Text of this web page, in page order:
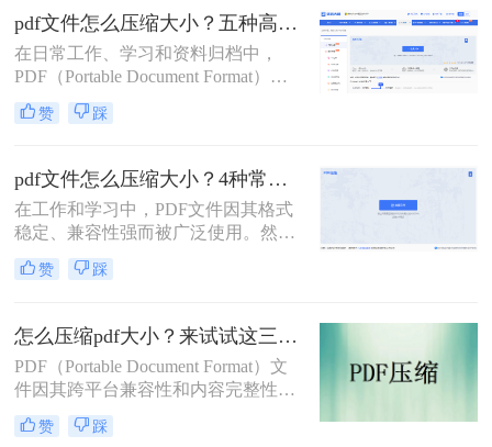
送、云端存储和即时分享带来了巨大
困扰。如何高效、无损（或视觉无
损）地压缩PDF，成为一个普遍需
求。那么pdf怎么压缩呢？
pdf文件怎么压缩大小？五种高效方法全面解析与实战！
在日常工作、学习和资料归档中，
PDF（Portable Document Format）因
其跨平台、格式固定的特性而成为最
常用的文件格式之一。然而，随之而
不仅占用存储空间，更在邮件发送、
即时通讯传输和网页上传时带来诸多
不便。如何在不显著损失质量的前提
下，有效“瘦身”PDF文件，已成为一
项必备技能。
赞 踩
pdf文件怎么压缩大小？4种常用压缩方法详解！
在工作和学习中，PDF文件因其格式
稳定、兼容性强而被广泛使用。然
而，PDF文件体积过大常会导致存储
空间不足、传输速度慢等问题。那么
4种常用的PDF压缩方法，帮助您快速
减小文件大小。
赞 踩
怎么压缩pdf大小？来试试这三种压缩方式！
PDF（Portable Document Format）文
件因其跨平台兼容性和内容完整性而
广泛应用于各种场合。然而，随着
PDF文件中包含的图片、图表、字体
赞 踩